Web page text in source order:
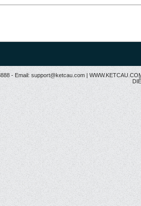
- Email: support@ketcau.com |